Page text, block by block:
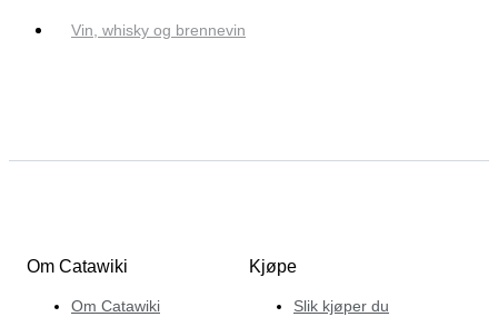
Vin, whisky og brennevin
Om Catawiki
Om Catawiki
Kjøpe
Slik kjøper du